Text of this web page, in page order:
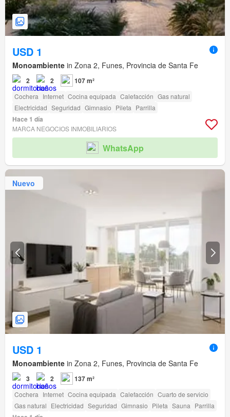
USD 1
Monoambiente in Zona 2, Funes, Provincia de Santa Fe
2 2 107 m²
Cochera Internet Cocina equipada Calefacción Gas natural
Electricidad Seguridad Gimnasio Pileta Parrilla
Hace 1 día
MARCA NEGOCIOS INMOBILIARIOS
WhatsApp
Nuevo
USD 1
Monoambiente in Zona 2, Funes, Provincia de Santa Fe
3 2 137 m²
Cochera Internet Cocina equipada Calefacción Cuarto de servicio
Gas natural Electricidad Seguridad Gimnasio Pileta Sauna Parrilla